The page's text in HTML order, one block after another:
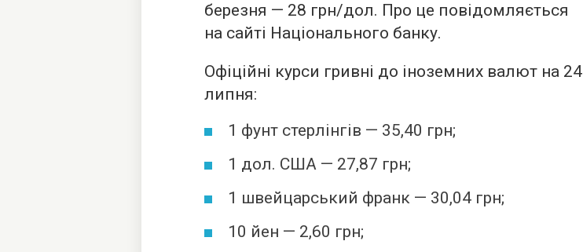
березня — 28 грн/дол. Про це повідомляється
на сайті Національного банку.
Офіційні курси гривні до іноземних валют на 24
липня:
1 фунт стерлінгів — 35,40 грн;
1 дол. США — 27,87 грн;
1 швейцарський франк — 30,04 грн;
10 йен — 2,60 грн;